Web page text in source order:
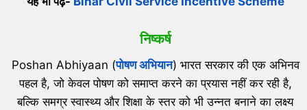
निष्कर्ष
Poshan Abhiyaan (पोषण अभियान) भारत सरकार की एक अभिनव
पहल है, जो केवल पोषण को समाप्त करने का प्रयास नहीं कर रही है,
बल्कि समग्र स्वास्थ्य और शिक्षा के स्तर को भी उन्नत बनाने का लक्ष्य